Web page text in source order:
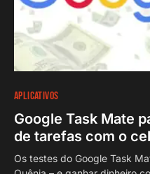
APLICATIVOS
Google Task Mate
de tarefas com o
Os testes do Google Task